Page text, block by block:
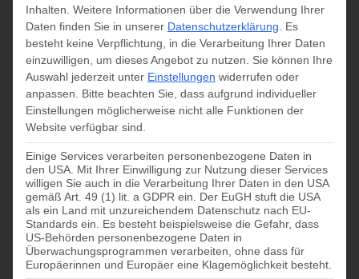
« Alle Veranstaltungen
Diese Veranstaltung hat bereits stattgefunden.
geöffnet
Juli 12 @ 10:00- 17:00
Zum Kalender hinzufügen
DETAILS
Inhalten. Weitere Informationen über die Verwendung Ihrer
Daten finden Sie in unserer Datenschutzerklärung
Es
besteht keine Verpflichtung, in die Verarbeitung Ihrer Daten
einzuwilligen, um dieses Angebot zu nutzen.
Sie können Ihre
Auswahl jederzeit unter Einstellungen widerrufen oder
anpassen.
Bitte beachten Sie, dass aufgrund individueller
Einstellungen möglicherweise nicht alle Funktionen der
Website verfügbar sind.
Einige Services verarbeiten personenbezogene Daten in
den USA. Mit Ihrer Einwilligung zur Nutzung dieser Services
willigen Sie auch in die Verarbeitung Ihrer Daten in den USA
gemäß Art. 49 (1) lit. a GDPR ein. Der EuGH stuft die USA
als ein Land mit unzureichendem Datenschutz nach EU-
Standards ein. Es besteht beispielsweise die Gefahr, dass
US-Behörden personenbezogene Daten in
Überwachungsprogrammen verarbeiten, ohne dass für
Europäerinnen und Europäer eine Klagemöglichkeit besteht.